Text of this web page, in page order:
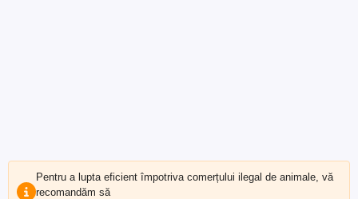
Pentru a lupta eficient împotriva comerțului ilegal de animale, vă
recomandăm să